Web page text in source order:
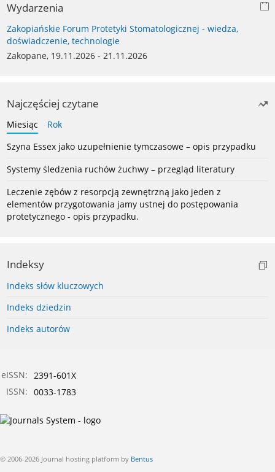
Wydarzenia
Zakopiańskie Forum Protetyki Stomatologicznej - wiedza,
doświadczenie, technologie
Zakopane, 19.11.2026 - 21.11.2026
Najczęściej czytane
Miesiąc
Rok
Szyna Essex jako uzupełnienie tymczasowe – opis przypadku
Systemy śledzenia ruchów żuchwy – przegląd literatury
Leczenie zębów z resorpcją zewnętrzną jako jeden z
elementów przygotowania jamy ustnej do postępowania
protetycznego - opis przypadku.
Indeksy
Indeks słów kluczowych
Indeks dziedzin
Indeks autorów
eISSN: 2391-601X
ISSN: 0033-1783
© 2006-2026 Journal hosting platform by Bentus